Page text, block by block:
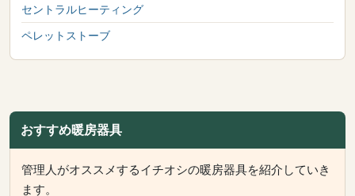
セントラルヒーティング
ペレットストーブ
おすすめ暖房器具
管理人がオススメするイチオシの暖房器具を紹介していき
ます。